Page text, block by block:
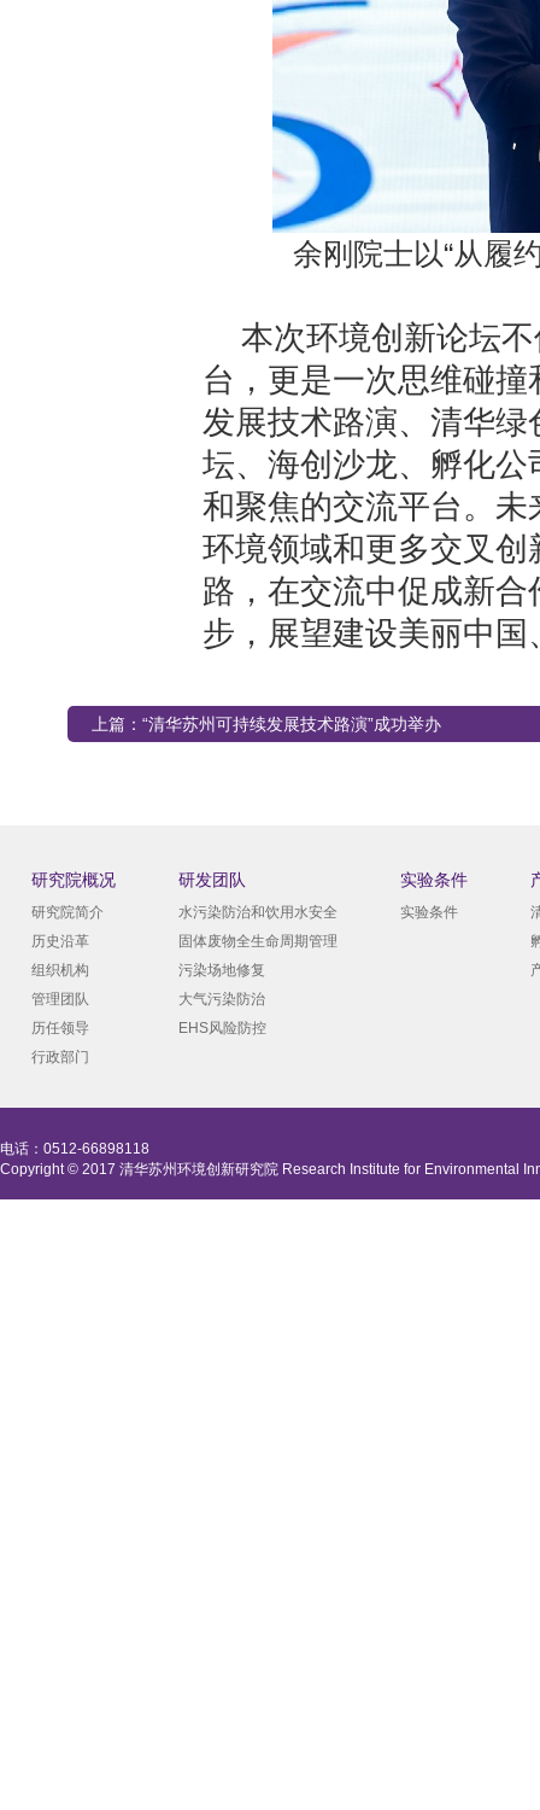
余刚院士以“从履
本次环境创新论坛
台，更是一次思维碰
发展技术路演、清华
坛、海创沙龙、孵化
和聚焦的交流平台。
环境领域和更多交叉
路，在交流中促成新
步，展望建设美丽中
上篇： “清华苏州可持续发展技术路演”成功举办
研究院概况
研究院简介
历史沿革
组织机构
管理团队
历任领导
行政部门
研发团队
水污染防治和饮用水安全
固体废物全生命周期管理
污染场地修复
大气污染防治
EHS风险防控
实验条件
实验条件
电话：0512-66898118
Copyright © 2017 清华苏州环境创新研究院 Research Institute for Environmental